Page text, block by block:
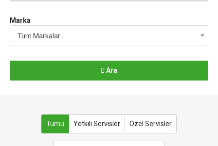
Marka
Tüm Markalar
Ara
Tümü Yetkili Servisler Özel Servisler